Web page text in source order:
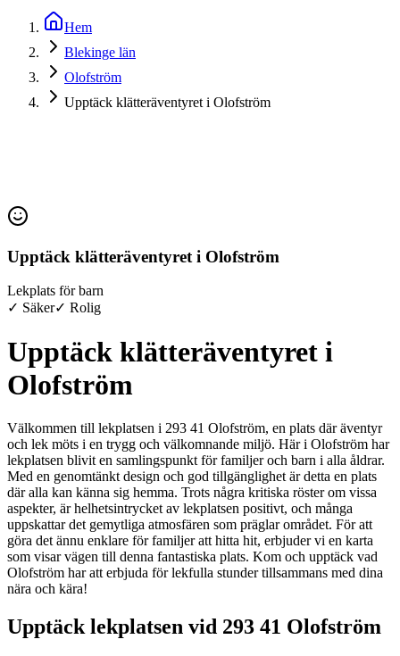
Hem
Blekinge län
Olofström
Upptäck klätteräventyret i Olofström
Upptäck klätteräventyret i Olofström
Lekplats för barn
✓ Säker✓ Rolig
Upptäck klätteräventyret i
Olofström
Välkommen till lekplatsen i 293 41 Olofström, en plats där äventyr
och lek möts i en trygg och välkomnande miljö. Här i Olofström har
lekplatsen blivit en samlingspunkt för familjer och barn i alla åldrar.
Med en genomtänkt design och god tillgänglighet är detta en plats
där alla kan känna sig hemma. Trots några kritiska röster om vissa
aspekter, är helhetsintrycket av lekplatsen positivt, och många
uppskattar det gemytliga atmosfären som präglar området. För att
göra det ännu enklare för familjer att hitta hit, erbjuder vi en karta
som visar vägen till denna fantastiska plats. Kom och upptäck vad
Olofström har att erbjuda för lekfulla stunder tillsammans med dina
nära och kära!
Upptäck lekplatsen vid 293 41 Olofström